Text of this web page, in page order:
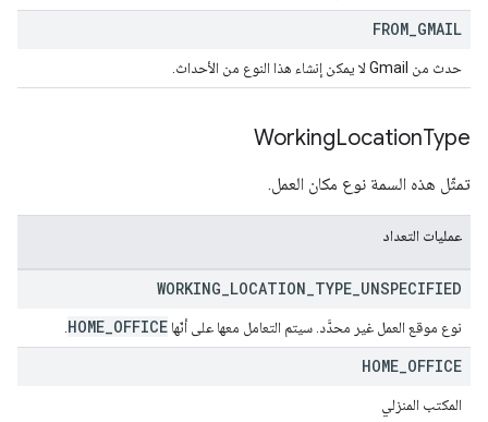
FROM GMAIL
حدث من Gmail لا يمكن إنشاء هذا النوع من الأحداث.
WorkingLocationType
تمثّل هذه السمة نوع مكان العمل.
عمليات التعداد
WORKING LOCATION TYPE UNSPECIFIED
نوع موقع العمل غير محدَّد. سيتم التعامل معها على أنّها HOME OFFICE
HOME OFFICE
المكتب المنزلي